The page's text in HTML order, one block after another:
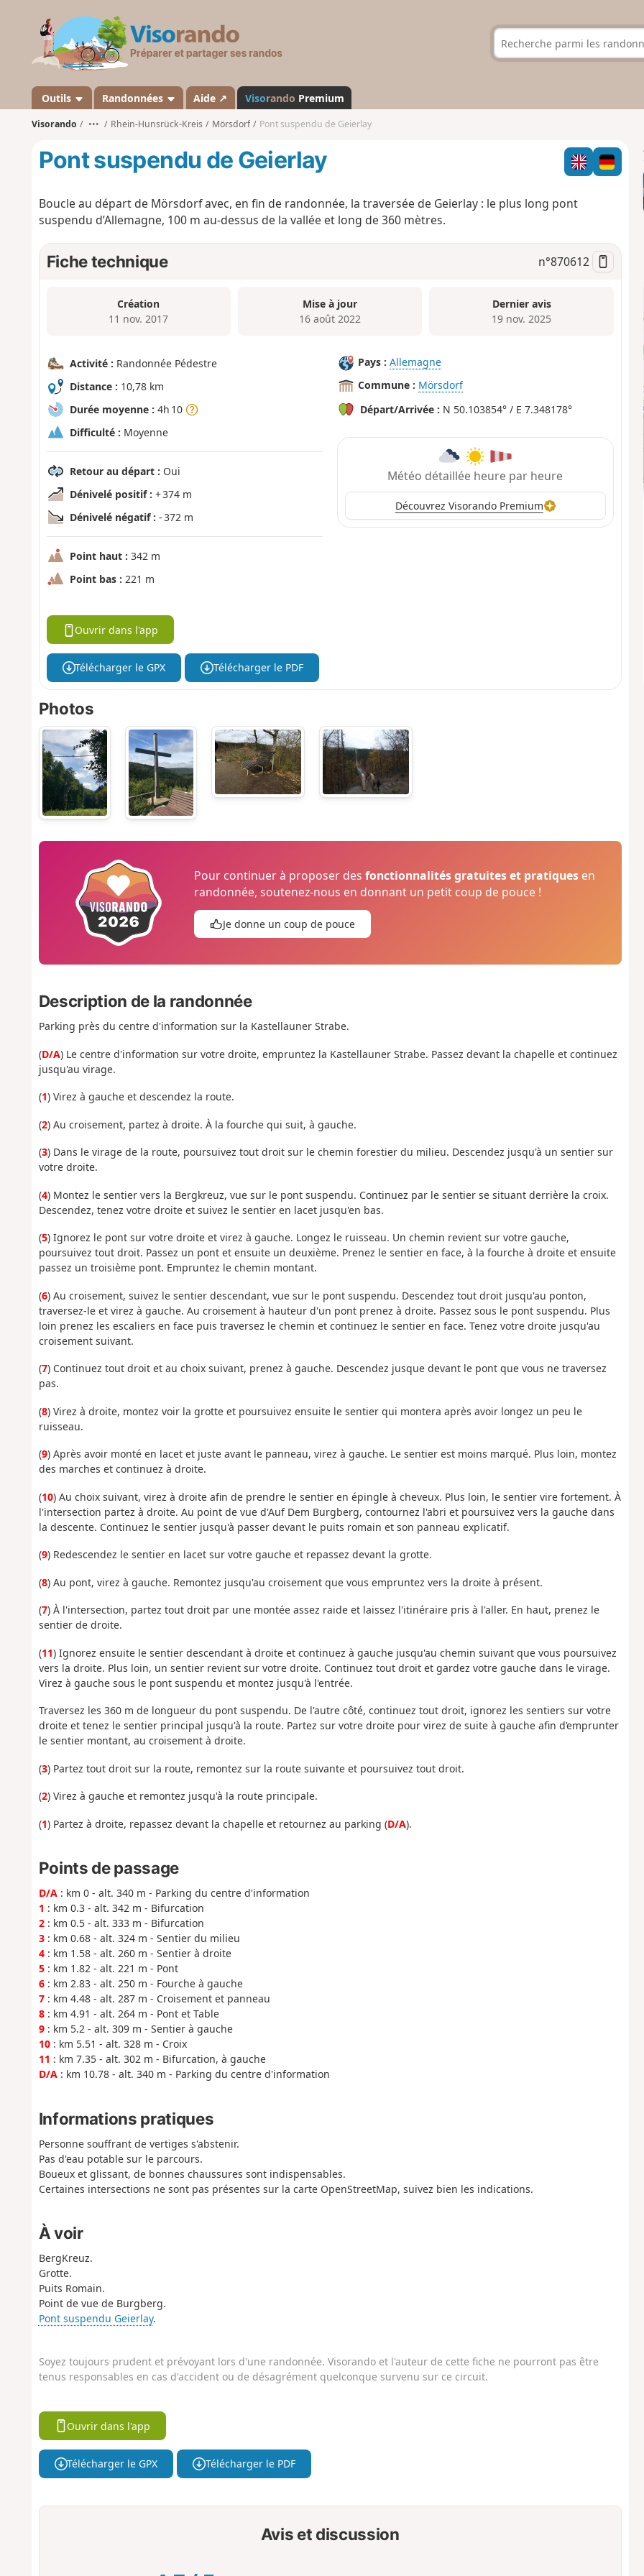
s
a
n
d
Outils Randonnées Aide ↗ Visorando Premium
Visorando ••• Rhein-Hunsrück-Kreis Mörsdorf Pont suspendu de Geierlay
Pont suspendu de Geierlay
Boucle au départ de Mörsdorf avec, en fin de randonnée, la traversée de Geierlay : le plus long pont
suspendu d’Allemagne, 100 m au-dessus de la vallée et long de 360 mètres.
Fiche technique n°870612
Création
11 nov. 2017
Mise à jour
16 août 2022
Dernier avis
19 nov. 2025
Activité : Randonnée Pédestre
Distance : 10,78 km
Durée moyenne : 4h 10
Difficulté : Moyenne
Retour au départ : Oui
Dénivelé positif : + 374 m
Dénivelé négatif : - 372 m
Point haut : 342 m
Point bas : 221 m
Pays : Allemagne
Commune : Mörsdorf
Départ/Arrivée : N 50.103854° / E 7.348178°
Météo détaillée heure par heure
Découvrez Visorando Premium
Ouvrir dans l'app
Télécharger le GPX Télécharger le PDF
Photos
Pour continuer à proposer desfonctionnalités gratuites et pratiques en
randonnée, soutenez-nous en donnant un petit coup de pouce !
Je donne un coup de pouce
Description de la randonnée
Parking près du centre d'information sur la Kastellauner Strabe.
(D/A) Le centre d'information sur votre droite, empruntez la Kastellauner Strabe. Passez devant la chapelle et continuez
jusqu'au virage.
(1) Virez à gauche et descendez la route.
(2) Au croisement, partez à droite. À la fourche qui suit, à gauche.
(3) Dans le virage de la route, poursuivez tout droit sur le chemin forestier du milieu. Descendez jusqu'à un sentier sur
votre droite.
(4) Montez le sentier vers la Bergkreuz, vue sur le pont suspendu. Continuez par le sentier se situant derrière la croix.
Descendez, tenez votre droite et suivez le sentier en lacet jusqu'en bas.
(5) Ignorez le pont sur votre droite et virez à gauche. Longez le ruisseau. Un chemin revient sur votre gauche,
poursuivez tout droit. Passez un pont et ensuite un deuxième. Prenez le sentier en face, à la fourche à droite et ensuite
passez un troisième pont. Empruntez le chemin montant.
(6) Au croisement, suivez le sentier descendant, vue sur le pont suspendu. Descendez tout droit jusqu'au ponton,
traversez-le et virez à gauche. Au croisement à hauteur d'un pont prenez à droite. Passez sous le pont suspendu. Plus
loin prenez les escaliers en face puis traversez le chemin et continuez le sentier en face. Tenez votre droite jusqu'au
croisement suivant.
(7) Continuez tout droit et au choix suivant, prenez à gauche. Descendez jusque devant le pont que vous ne traversez
pas.
(8) Virez à droite, montez voir la grotte et poursuivez ensuite le sentier qui montera après avoir longez un peu le
ruisseau.
(9) Après avoir monté en lacet et juste avant le panneau, virez à gauche. Le sentier est moins marqué. Plus loin, montez
des marches et continuez à droite.
(10) Au choix suivant, virez à droite afin de prendre le sentier en épingle à cheveux. Plus loin, le sentier vire fortement. À
l'intersection partez à droite. Au point de vue d'Auf Dem Burgberg, contournez l'abri et poursuivez vers la gauche dans
la descente. Continuez le sentier jusqu'à passer devant le puits romain et son panneau explicatif.
(9) Redescendez le sentier en lacet sur votre gauche et repassez devant la grotte.
(8) Au pont, virez à gauche. Remontez jusqu'au croisement que vous empruntez vers la droite à présent.
(7) À l'intersection, partez tout droit par une montée assez raide et laissez l'itinéraire pris à l'aller. En haut, prenez le
sentier de droite.
(11) Ignorez ensuite le sentier descendant à droite et continuez à gauche jusqu'au chemin suivant que vous poursuivez
vers la droite. Plus loin, un sentier revient sur votre droite. Continuez tout droit et gardez votre gauche dans le virage.
Virez à gauche sous le pont suspendu et montez jusqu'à l'entrée.
Traversez les 360 m de longueur du pont suspendu. De l'autre côté, continuez tout droit, ignorez les sentiers sur votre
droite et tenez le sentier principal jusqu'à la route. Partez sur votre droite pour virez de suite à gauche afin d’emprunter
le sentier montant, au croisement à droite.
(3) Partez tout droit sur la route, remontez sur la route suivante et poursuivez tout droit.
(2) Virez à gauche et remontez jusqu'à la route principale.
(1) Partez à droite, repassez devant la chapelle et retournez au parking (D/A).
Points de passage
D/A: km 0 - alt. 340 m - Parking du centre d'information
1 : km 0.3 - alt. 342 m - Bifurcation
2: km 0.5 - alt. 333 m - Bifurcation
3: km 0.68 - alt. 324 m - Sentier du milieu
4: km 1.58 - alt. 260 m - Sentier à droite
5: km 1.82 - alt. 221 m - Pont
6: km 2.83 - alt. 250 m - Fourche à gauche
7: km 4.48 - alt. 287 m - Croisement et panneau
8: km 4.91 - alt. 264 m - Pont et Table
9: km 5.2 - alt. 309 m - Sentier à gauche
10: km 5.51 - alt. 328 m - Croix
11 : km 7.35 - alt. 302 m - Bifurcation, à gauche
D/A: km 10.78 - alt. 340 m - Parking du centre d'information
Informations pratiques
Personne souffrant de vertiges s'abstenir.
Pas d'eau potable sur le parcours.
Boueux et glissant, de bonnes chaussures sont indispensables.
Certaines intersections ne sont pas présentes sur la carte OpenStreetMap, suivez bien les indications.
À voir
BergKreuz.
Grotte.
Puits Romain.
Point de vue de Burgberg.
Pont suspendu Geierlay.
Soyez toujours prudent et prévoyant lors d'une randonnée. Visorando et l'auteur de cette fiche ne pourront pas être
tenus responsables en cas d'accident ou de désagrément quelconque survenu sur ce circuit.
Ouvrir dans l'app
Télécharger le GPX Télécharger le PDF
Avis et discussion